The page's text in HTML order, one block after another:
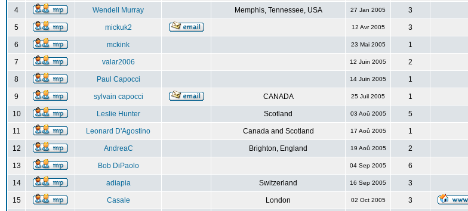
4 Wendell Murray Memphis, Tennessee, USA 27 Jan 2005 3
5 mickuk2 12 Avr 2005 3
6 mckink 23 Mai 2005 1
7 valar2006 12 Juin 2005 2
8 Paul Capocci 14 Juin 2005 1
9 sylvain capocci CANADA 25 Juil 2005 1
10 Leslie Hunter Scotland 03 Aoû 2005 5
11 Leonard D'Agostino Canada and Scotland 17 Aoû 2005 1
12 AndreaC Brighton, England 19 Aoû 2005 2
13 Bob DiPaolo 04 Sep 2005 6
14 adiapia Switzerland 16 Sep 2005 3
15 Casale London 02 Oct 2005 3